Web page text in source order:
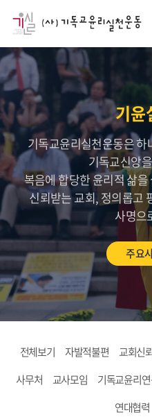
기윤
기독교윤리실천운동은
기독교신앙
복음에 합당한 윤리적 삶
신뢰받는 교회, 정의롭고
사명으
주요
전체보기 자발적불편 교회신
사무처
교사모임 기독교윤리
연대협력